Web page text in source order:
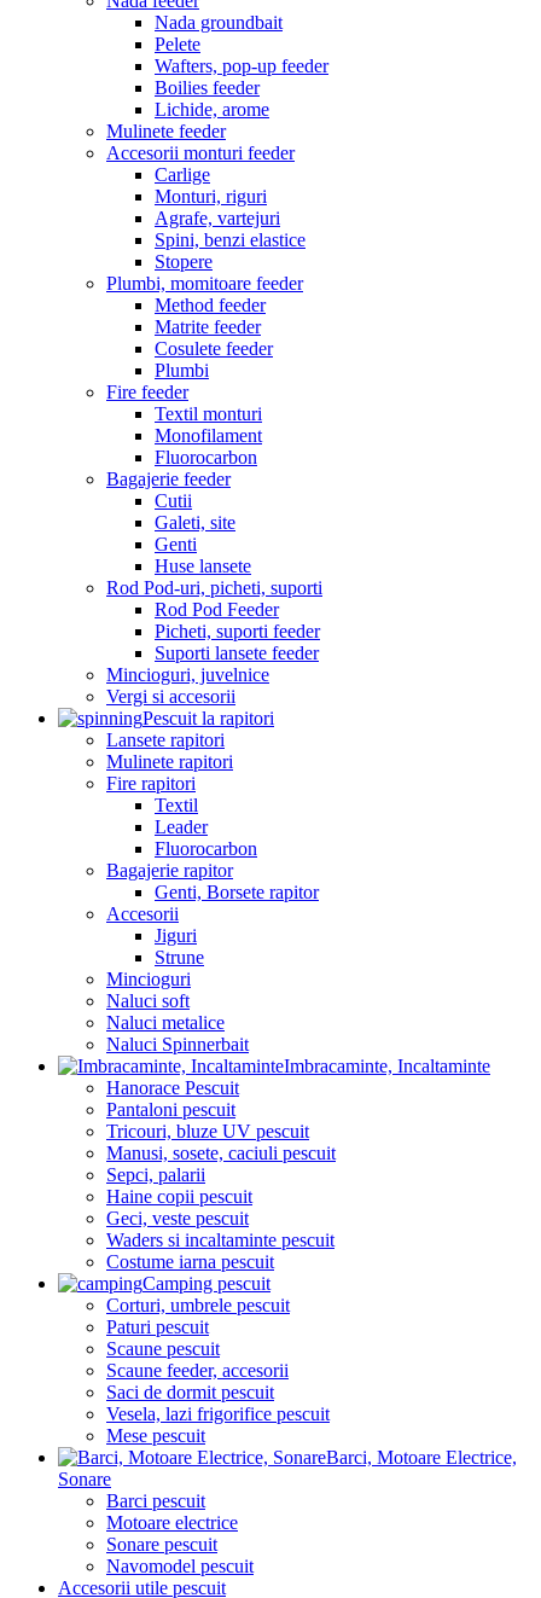
Nada groundbait
Pelete
Wafters, pop-up feeder
Boilies feeder
Lichide, arome
Mulinete feeder
Accesorii monturi feeder
Carlige
Monturi, riguri
Agrafe, vartejuri
Spini, benzi elastice
Stopere
Plumbi, momitoare feeder
Method feeder
Matrite feeder
Cosulete feeder
Plumbi
Fire feeder
Textil monturi
Monofilament
Fluorocarbon
Bagajerie feeder
Cutii
Galeti, site
Genti
Huse lansete
Rod Pod-uri, picheti, suporti
Rod Pod Feeder
Picheti, suporti feeder
Suporti lansete feeder
Mincioguri, juvelnice
Vergi si accesorii
Pescuit la rapitori
Lansete rapitori
Mulinete rapitori
Fire rapitori
Textil
Leader
Fluorocarbon
Bagajerie rapitor
Genti, Borsete rapitor
Accesorii
Jiguri
Strune
Mincioguri
Naluci soft
Naluci metalice
Naluci Spinnerbait
Imbracaminte, Incaltaminte
Hanorace Pescuit
Pantaloni pescuit
Tricouri, bluze UV pescuit
Manusi, sosete, caciuli pescuit
Sepci, palarii
Haine copii pescuit
Geci, veste pescuit
Waders si incaltaminte pescuit
Costume iarna pescuit
Camping pescuit
Corturi, umbrele pescuit
Paturi pescuit
Scaune pescuit
Scaune feeder, accesorii
Saci de dormit pescuit
Vesela, lazi frigorifice pescuit
Mese pescuit
Barci, Motoare Electrice,
Sonare
Barci pescuit
Motoare electrice
Sonare pescuit
Navomodel pescuit
Accesorii utile pescuit